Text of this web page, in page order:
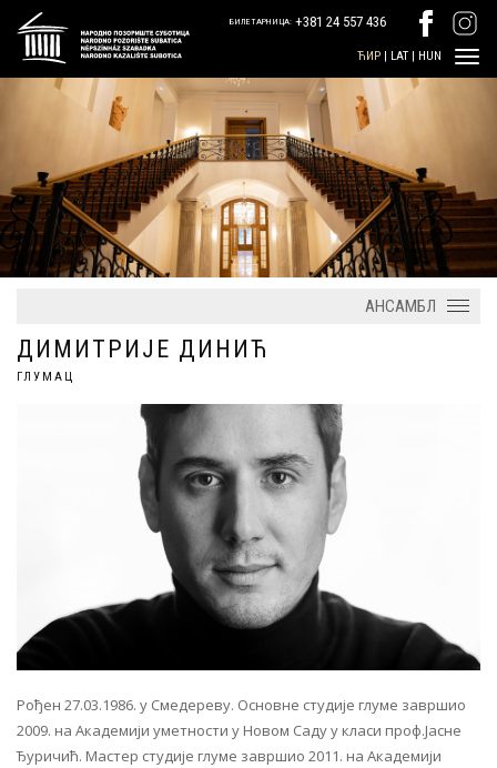
БИЛЕТАРНИЦА: +381 24 557 436
ЋИР | LAT | HUN
АНСАМБЛ
ДИМИТРИЈЕ ДИНИЋ
ГЛУМАЦ
Рођен 27.03.1986. у Смедереву. Основне студије глуме завршио
2009. на Академији уметности у Новом Саду у класи проф.Јасне
Ђуричић. Мастер студије глуме завршио 2011. на Академији